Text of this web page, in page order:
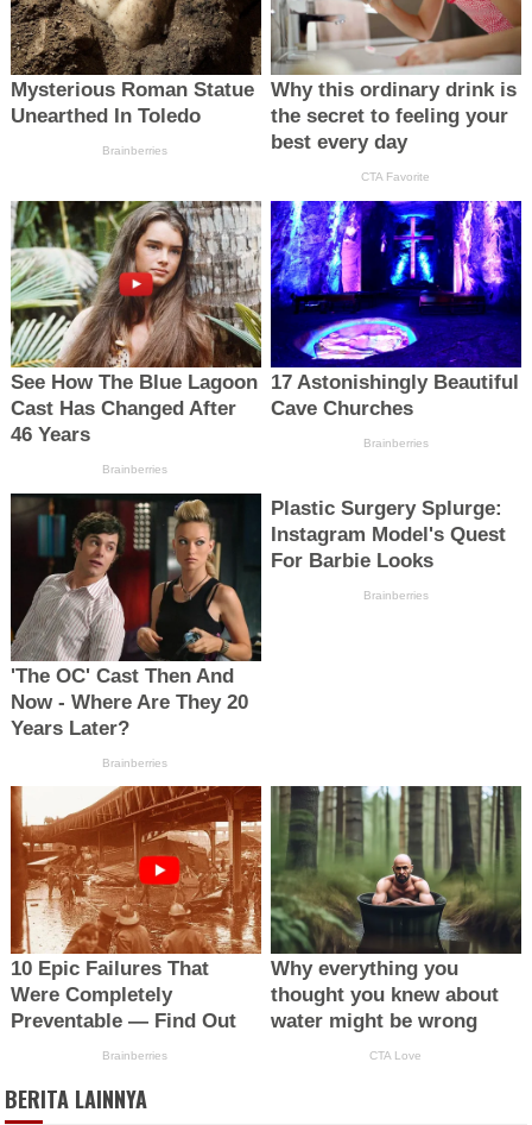
BERITA LAINNYA